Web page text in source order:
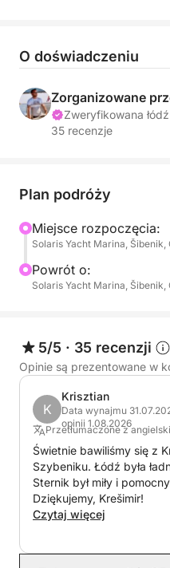
O doświadczeniu
Zorganizowane
Zweryfikowana łódź
35 recenzje
Plan podróży
Miejsce rozpoczęcia:
Solaris Yacht Marina, Šibenik,
Powrót o:
Solaris Yacht Marina, Šibenik,
5/5 · 35 recenzji
Opinie są prezentowane w
K
Krisztian
Data wynajmu
opinii 1.08.2026
Przetłumaczone z angielski
Świetnie bawiliśmy się z
Szybeniku. Łódź była
Sternik był miły i
Dziękujemy, Krešimir!
Czytaj więcej